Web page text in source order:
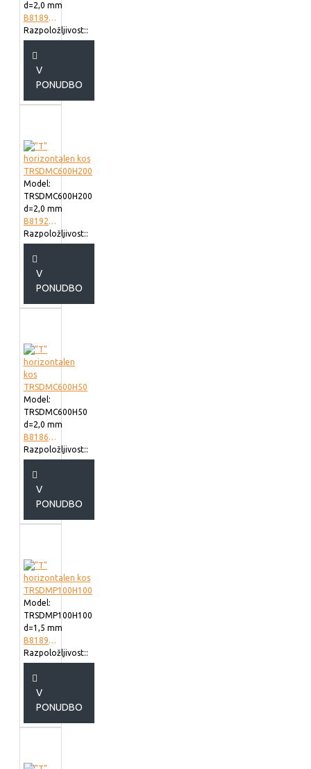
d=2,0 mm
B818960
Razpoložljivost::
V
PONUDBO
Model:
TRSDMC600H200
d=2,0 mm
B819260
Razpoložljivost::
V
PONUDBO
Model:
TRSDMC600H50
d=2,0 mm
B818660
Razpoložljivost::
V
PONUDBO
Model:
TRSDMP100H100
d=1,5 mm
B818910
Razpoložljivost::
V
PONUDBO